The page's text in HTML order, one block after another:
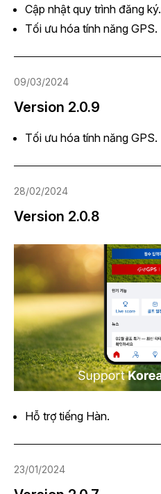
Cập nhật quy trình đăng ký.
Tối ưu hóa tính năng GPS.
09/03/2024
Version 2.0.9
Tối ưu hóa tính năng GPS.
28/02/2024
Version 2.0.8
Hỗ trợ tiếng Hàn.
23/01/2024